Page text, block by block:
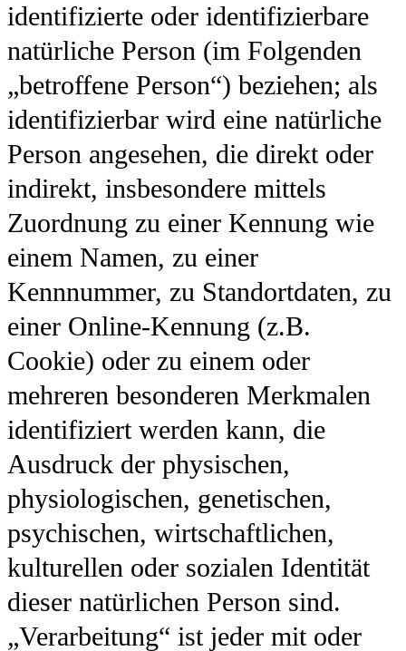
identifizierte oder identifizierbare
natürliche Person (im Folgenden
„betroffene Person“) beziehen; als
identifizierbar wird eine natürliche
Person angesehen, die direkt oder
indirekt, insbesondere mittels
Zuordnung zu einer Kennung wie
einem Namen, zu einer
Kennnummer, zu Standortdaten, zu
einer Online-Kennung (z.B.
Cookie) oder zu einem oder
mehreren besonderen Merkmalen
identifiziert werden kann, die
Ausdruck der physischen,
physiologischen, genetischen,
psychischen, wirtschaftlichen,
kulturellen oder sozialen Identität
dieser natürlichen Person sind.
„Verarbeitung“ ist jeder mit oder